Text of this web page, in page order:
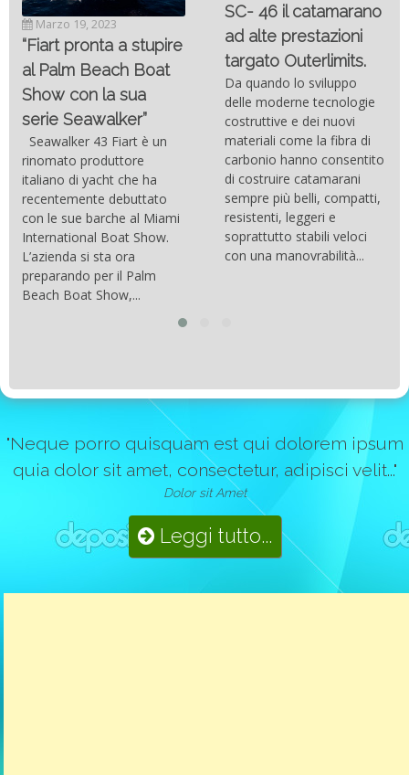
Marzo 19, 2023
“Fiart pronta a stupire
al Palm Beach Boat
Show con la sua
serie Seawalker”
Seawalker 43 Fiart è un
rinomato produttore
italiano di yacht che ha
recentemente debuttato
con le sue barche al Miami
International Boat Show.
L’azienda si sta ora
preparando per il Palm
Beach Boat Show,...
SC- 46 il catamarano
ad alte prestazioni
targato Outerlimits.
Da quando lo sviluppo
delle moderne tecnologie
costruttive e dei nuovi
materiali come la fibra di
carbonio hanno consentito
di costruire catamarani
sempre più belli, compatti,
resistenti, leggeri e
soprattutto stabili veloci
con una manovrabilità...
"Neque porro quisquam est qui dolorem ipsum
quia dolor sit amet, consectetur, adipisci velit..."
Dolor sit Amet
Leggi tutto...